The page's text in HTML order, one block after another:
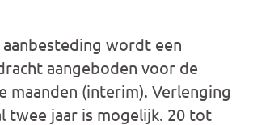
wordt een
aangeboden voor de
maanden (interim). Verlenging
twee jaar is mogelijk. 20 tot